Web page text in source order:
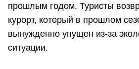
прошлым годом. Туристы
курорт, который в прошлом
вынужденно упущен из-за
ситуации.